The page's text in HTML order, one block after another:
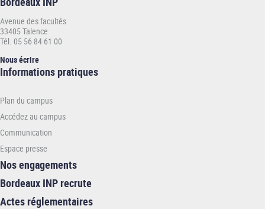
concerné par la procédure Campus France
Le dépôt de candidature s’effectue en ligne, sur le
candidatures sont ouvertes à partir du mois de mars et jusqu’au mois
de juin.
Avenue des facultés
33405 Talence
Tél. 05 56 84 61 00
Nous écrire
Informations
INP
Informations pratiques
Plan du campus
Accédez au campus
Communication
Espace presse
Nos engagements
Bordeaux INP recrute
Actes réglementaires